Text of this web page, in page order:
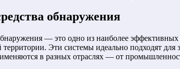
обнаружения
— это одно из наиболее
Эти системы идеально подходят
в разных отраслях — от